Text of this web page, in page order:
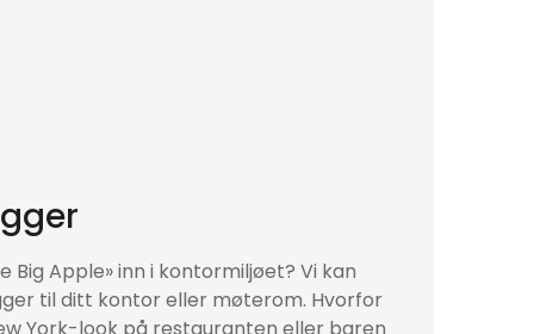
Big Apple» inn i kontormiljøet? Vi kan
til ditt kontor eller møterom. Hvorfor